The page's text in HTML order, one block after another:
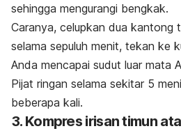
sehingga mengurangi bengkak.
Caranya, celupkan dua kantong
selama sepuluh menit, tekan ke
Anda mencapai sudut luar mata
Pijat ringan selama sekitar 5
beberapa kali.
3. Kompres irisan timun